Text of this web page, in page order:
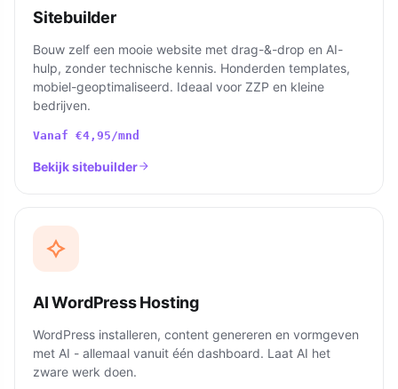
Sitebuilder
Bouw zelf een mooie website met drag-&-drop en AI-
hulp, zonder technische kennis. Honderden templates,
mobiel-geoptimaliseerd. Ideaal voor ZZP en kleine
bedrijven.
Vanaf €4,95 /mnd
Bekijk sitebuilder
AI WordPress Hosting
WordPress installeren, content genereren en vormgeven
met AI - allemaal vanuit één dashboard. Laat AI het
zware werk doen.